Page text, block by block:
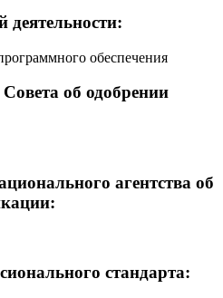
деятельности:
обеспечения
об одобрении
агентства об
стандарта: